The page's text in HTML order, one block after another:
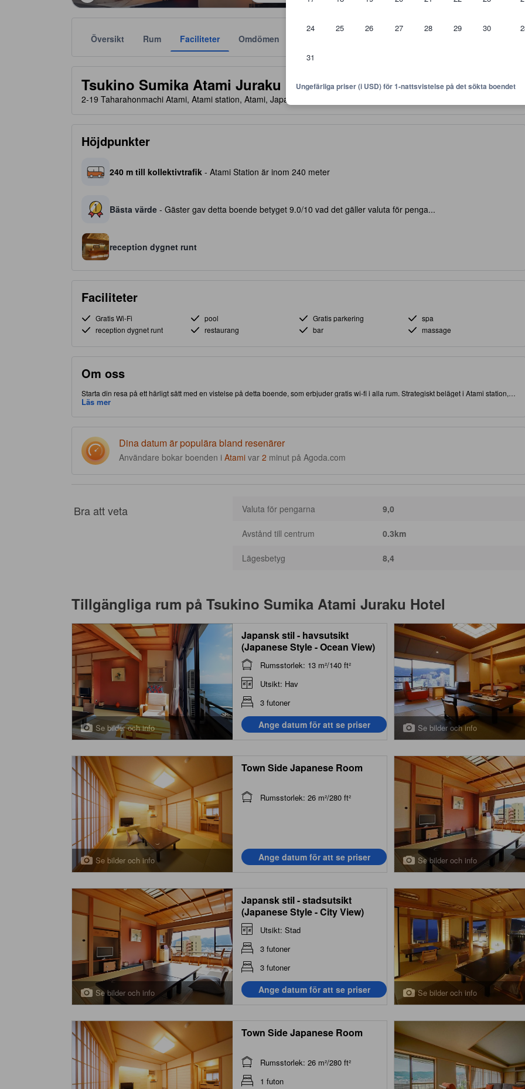
24 25 26 27 28 29 30
31
Ungefärliga priser (i USD) för 1-nattsvistelse på det sökta boendet
Översikt Rum Faciliteter Omdömen
Tsukino Sumika Atami Juraku Hotel
2-19 Taharahonmachi Atami, Atami station, Atami, Japan, 413-0011
Höjdpunkter
240 m till kollektivtrafik - Atami Station är inom 240 meter
Bästa värde - Gäster gav detta boende betyget 9.0/10 vad det gäller valuta för penga...
reception dygnet runt
Faciliteter
Gratis Wi-Fi pool Gratis parkering
spa
reception dygnet runt
restaurang bar massage
Om oss
Starta din resa på ett härligt sätt med en vistelse på detta boende, som erbjuder gratis wi-fi i alla rum. Strategiskt beläget i Atami station,
vilket ger dig tillgång och närhet till lokala attraktioner och sevärdheter. Se till att avsätta lite tid för att besöka Izu Shaboten Zoo och den
Läs mer
Dina datum är populära bland resenärer
Användare bokar boenden i Atami var 2 minut på Agoda.com
Bra att veta Valuta för pengarna 9,0
Avstånd till centrum 0.3km
Lägesbetyg 8,4
Tillgängliga rum på Tsukino Sumika Atami Juraku Hotel
Se bilder och info
Japansk stil - havsutsikt
(Japanese Style - Ocean View)
Rumsstorlek: 13 m²/140 ft²
Utsikt: Hav
3 futoner
Ange datum för att se priser Se bilder och info
Se bilder och info
Town Side Japanese Room
Rumsstorlek: 26 m²/280 ft²
Ange datum för att se priser Se bilder och info
Se bilder och info
Japansk stil - stadsutsikt
(Japanese Style - City View)
Utsikt: Stad
3 futoner
3 futoner
Ange datum för att se priser Se bilder och info
Town Side Japanese Room
Rumsstorlek: 26 m²/280 ft²
1 futon